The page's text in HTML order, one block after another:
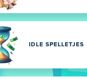
IDLE SPELLETJES